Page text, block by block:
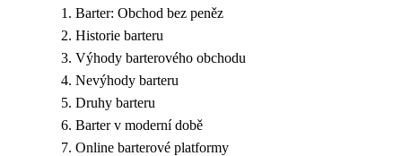
Barter: Obchod bez peněz
Historie barteru
Výhody barterového obchodu
Nevýhody barteru
Druhy barteru
Barter v moderní době
Online barterové platformy